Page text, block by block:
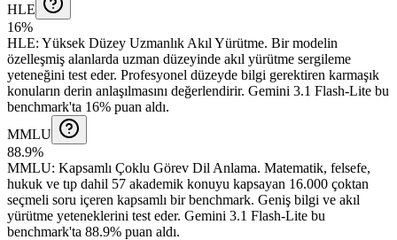
HLE
16%
HLE: Yüksek Düzey Uzmanlık Akıl Yürütme. Bir modelin
özelleşmiş alanlarda uzman düzeyinde akıl yürütme sergileme
yeteneğini test eder. Profesyonel düzeyde bilgi gerektiren karmaşık
konuların derin anlaşılmasını değerlendirir. Gemini 3.1 Flash-Lite bu
benchmark'ta 16% puan aldı.
MMLU
88.9%
MMLU: Kapsamlı Çoklu Görev Dil Anlama. Matematik, felsefe,
hukuk ve tıp dahil 57 akademik konuyu kapsayan 16.000 çoktan
seçmeli soru içeren kapsamlı bir benchmark. Geniş bilgi ve akıl
yürütme yeteneklerini test eder. Gemini 3.1 Flash-Lite bu
benchmark'ta 88.9% puan aldı.